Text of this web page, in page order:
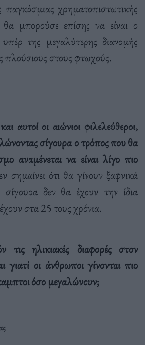
χρηματοπιστωτικής
μπορούσε επίσης να είναι ο
της μεγαλύτερης διανομής
πλούσιους στους φτωχούς.
αυτοί οι αιώνιοι φιλελεύθεροι,
σίγουρα ο τρόπος που θα
αναμένεται να είναι λίγο πιο
σημαίνει ότι θα γίνουν ξαφνικά
σίγουρα δεν θα έχουν την ίδια
στα 25 τους χρόνια.
τις ηλικιακές διαφορές στον
γιατί οι άνθρωποι γίνονται πιο
όσο μεγαλώνουν;